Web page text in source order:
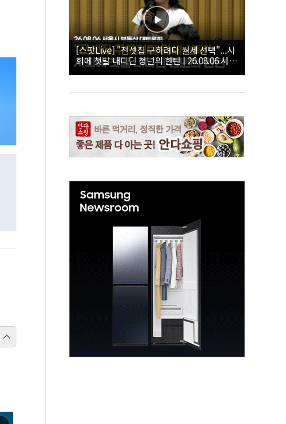
[스팟Live] "전셋집 구하려다 월세 선택"...사
회에 첫발 내디딘 청년의 한탄 | 26.08.06 서울
시 부동산 대토론회